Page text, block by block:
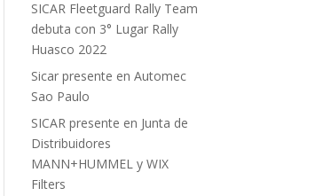
SICAR Fleetguard Rally Team
debuta con 3° Lugar Rally
Huasco 2022
Sicar presente en Automec
Sao Paulo
SICAR presente en Junta de
Distribuidores
MANN+HUMMEL y WIX
Filters